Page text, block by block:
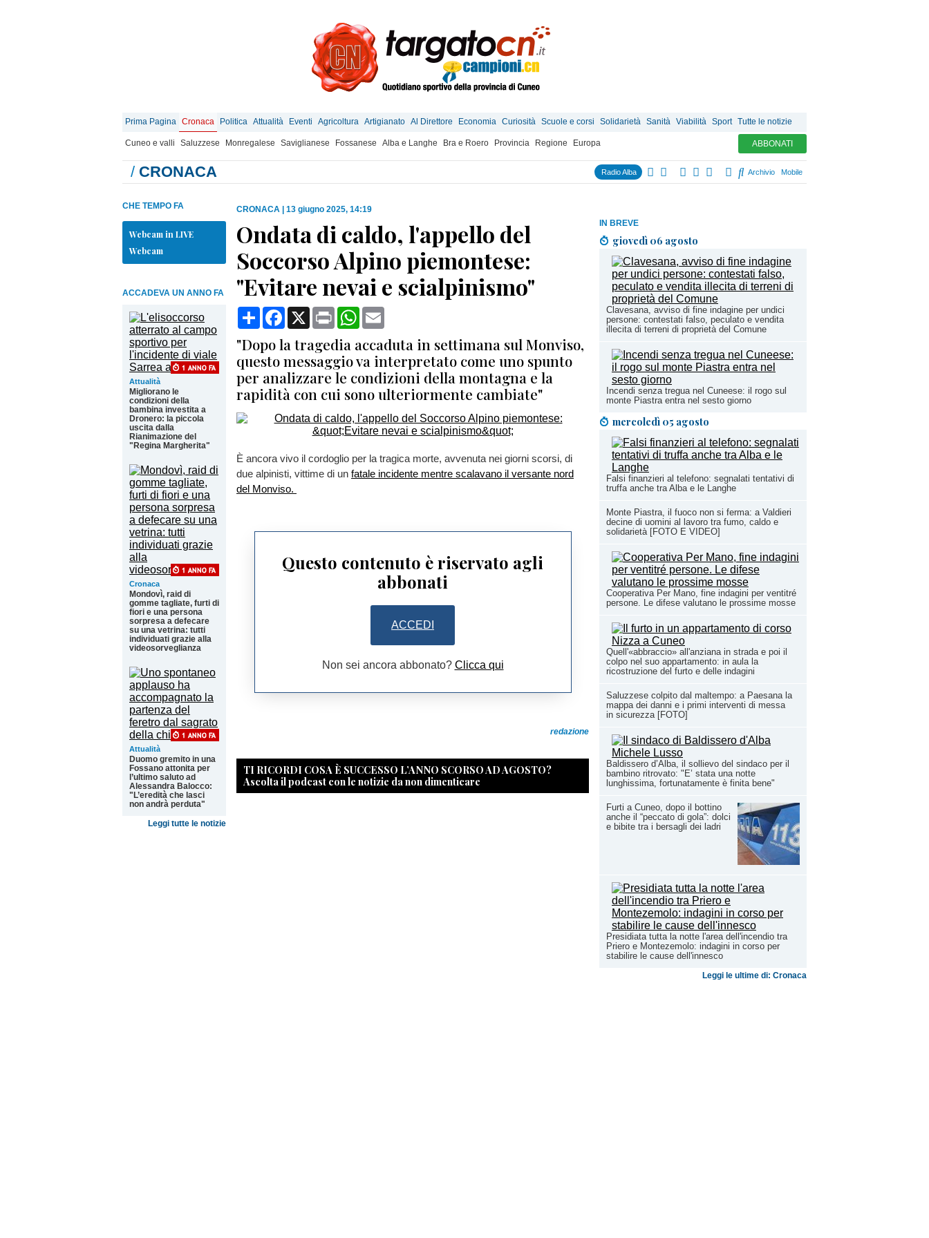
Prima Pagina Cronaca Politica Attualità Eventi Agricoltura Artigianato Al Direttore Economia Curiosità Scuole e corsi Solidarietà Sanità Viabilità Sport Tutte le notizie
Cuneo e valli Saluzzese Monregalese Saviglianese Fossanese Alba e Langhe Bra e Roero Provincia Regione Europa ABBONATI
/ CRONACA Radio Alba Archivio Mobile
IN BREVE
giovedì 06 agosto
Clavesana, avviso di fine indagine per undici
persone: contestati falso, peculato e vendita
illecita di terreni di proprietà del Comune
Incendi senza tregua nel Cuneese: il rogo sul
monte Piastra entra nel sesto giorno
mercoledì 05 agosto
Falsi finanzieri al telefono: segnalati tentativi di
truffa anche tra Alba e le Langhe
Monte Piastra, il fuoco non si ferma: a Valdieri
decine di uomini al lavoro tra fumo, caldo e
solidarietà [FOTO E VIDEO]
Cooperativa Per Mano, fine indagini per ventitré
persone. Le difese valutano le prossime mosse
Quell'«abbraccio» all'anziana in strada e poi il
colpo nel suo appartamento: in aula la
ricostruzione del furto e delle indagini
Saluzzese colpito dal maltempo: a Paesana la
mappa dei danni e i primi interventi di messa
in sicurezza [FOTO]
Baldissero d’Alba, il sollievo del sindaco per il
bambino ritrovato: "E’ stata una notte
lunghissima, fortunatamente è finita bene"
Furti a Cuneo, dopo il bottino
anche il “peccato di gola”: dolci
e bibite tra i bersagli dei ladri
Presidiata tutta la notte l'area dell'incendio tra
Priero e Montezemolo: indagini in corso per
stabilire le cause dell'innesco
Leggi le ultime di: Cronaca
CHE TEMPO FA
Webcam in LIVE
Webcam
ACCADEVA UN ANNO FA
Attualità
Migliorano le
condizioni della
bambina investita a
Dronero: la piccola
uscita dalla
Rianimazione del
"Regina Margherita"
Cronaca
Mondovì, raid di
gomme tagliate, furti di
fiori e una persona
sorpresa a defecare
su una vetrina: tutti
individuati grazie alla
videosorveglianza
Attualità
Duomo gremito in una
Fossano attonita per
l’ultimo saluto ad
Alessandra Balocco:
"L’eredità che lasci
non andrà perduta"
Leggi tutte le notizie
CRONACA 13 giugno 2025, 14:19
Ondata di caldo, l'appello del
Soccorso Alpino piemontese:
"Evitare nevai e scialpinismo"
CondividiFacebook
X Print WhatsApp
"Dopo la tragedia accaduta in settimana sul Monviso,
questo messaggio va interpretato come uno spunto
per analizzare le condizioni della montagna e la
rapidità con cui sono ulteriormente cambiate"
È ancora vivo il cordoglio per la tragica morte, avvenuta nei giorni scorsi, di
due alpinisti, vittime di un fatale incidente mentre scalavano il versante nord
del Monviso.
Questo contenuto è riservato agli
abbonati
ACCEDI
Non sei ancora abbonato? Clicca qui
redazione
TI RICORDI COSA È SUCCESSO L’ANNO SCORSO AD AGOSTO?
Ascolta il podcast con le notizie da non dimenticare